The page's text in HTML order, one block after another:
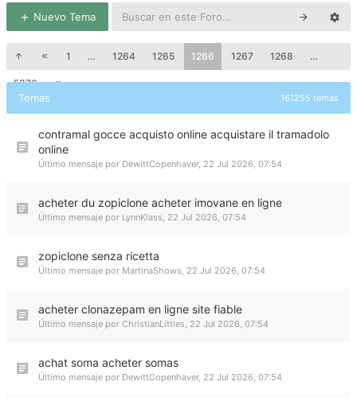
Nuevo Tema
1 … 1264 1265 1266 1267 1268 …
5376
Temas 161255 temas
contramal gocce acquisto online acquistare il tramadolo
online
Último mensaje por DewittCopenhaver, 22 Jul 2026, 07:54
acheter du zopiclone acheter imovane en ligne
Último mensaje por LynnKlass, 22 Jul 2026, 07:54
zopiclone senza ricetta
Último mensaje por MartinaShows, 22 Jul 2026, 07:54
acheter clonazepam en ligne site fiable
Último mensaje por ChristianLittles, 22 Jul 2026, 07:54
achat soma acheter somas
Último mensaje por DewittCopenhaver, 22 Jul 2026, 07:54